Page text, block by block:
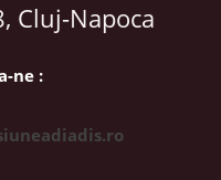
Cluj-Napoca
ne :